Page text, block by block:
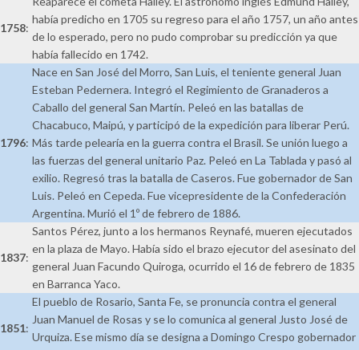
1758:
había predicho en 1705 su regreso para el año 1757, un año antes
de lo esperado, pero no pudo comprobar su predicción ya que
había fallecido en 1742.
1796:
Nace en San José del Morro, San Luis, el teniente general Juan
Esteban Pedernera. Integró el Regimiento de Granaderos a
Caballo del general San Martín. Peleó en las batallas de
Chacabuco, Maipú, y participó de la expedición para liberar Perú.
Más tarde pelearía en la guerra contra el Brasil. Se unión luego a
las fuerzas del general unitario Paz. Peleó en La Tablada y pasó al
exilio. Regresó tras la batalla de Caseros. Fue gobernador de San
Luis. Peleó en Cepeda. Fue vicepresidente de la Confederación
Argentina. Murió el 1º de febrero de 1886.
1837:
Santos Pérez, junto a los hermanos Reynafé, mueren ejecutados
en la plaza de Mayo. Había sido el brazo ejecutor del asesinato del
general Juan Facundo Quiroga, ocurrido el 16 de febrero de 1835
en Barranca Yaco.
1851:
El pueblo de Rosario, Santa Fe, se pronuncia contra el general
Juan Manuel de Rosas y se lo comunica al general Justo José de
Urquiza. Ese mismo día se designa a Domingo Crespo gobernador